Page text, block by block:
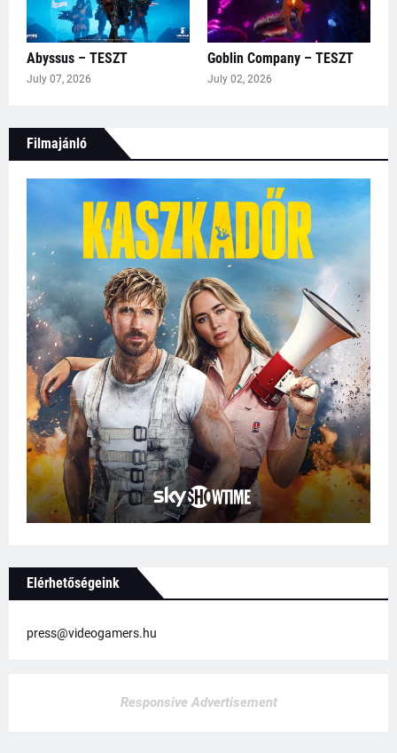
Abyssus – TESZT
July 07, 2026
Goblin Company – TESZT
July 02, 2026
Filmajánló
Elérhetőségeink
press@videogamers.hu
Responsive Advertisement